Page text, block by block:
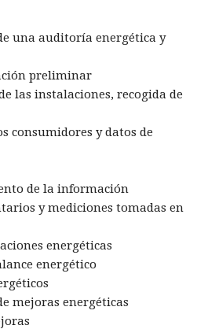
una auditoría energética y
preliminar
las instalaciones, recogida de
consumidores y datos de
de la información
y mediciones tomadas en
energéticas
energético
mejoras energéticas